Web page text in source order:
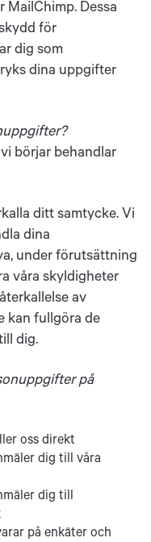
MailChimp. Dessa
för
dig som
dina uppgifter
börjar behandlar
ditt samtycke. Vi
dina
under förutsättning
våra skyldigheter
av
kan fullgöra de
dig.
på
oss direkt
dig till våra
dig till
på enkäter och